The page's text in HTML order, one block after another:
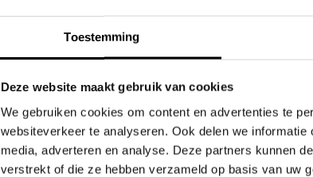
Toestemming
Deze website maakt gebruik van cookies
We gebruiken cookies om content en advertenties te
websiteverkeer te analyseren. Ook delen we
media, adverteren en analyse. Deze partners kunnen
verstrekt of die ze hebben verzameld op basis van uw